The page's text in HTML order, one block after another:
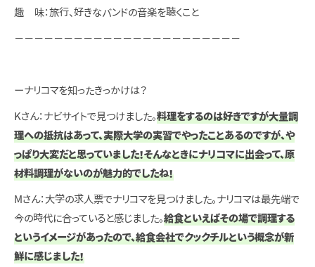
趣 味：旅行、好きなバンドの音楽を聴くこと
－－－－－－－－－－－－－－－－－－－－－－－
ーナリコマを知ったきっかけは？
Kさん：ナビサイトで見つけました。料理をするのは好きですが大量調
理への抵抗はあって、実際大学の実習でやったことあるのですが、や
っぱり大変だと思っていました！そんなときにナリコマに出会って、原
材料調理がないのが魅力的でしたね！
Mさん：大学の求人票でナリコマを見つけました。ナリコマは最先端で
今の時代に合っていると感じました。給食といえばその場で調理する
というイメージがあったので、給食会社でクックチルという概念が新
鮮に感じました！